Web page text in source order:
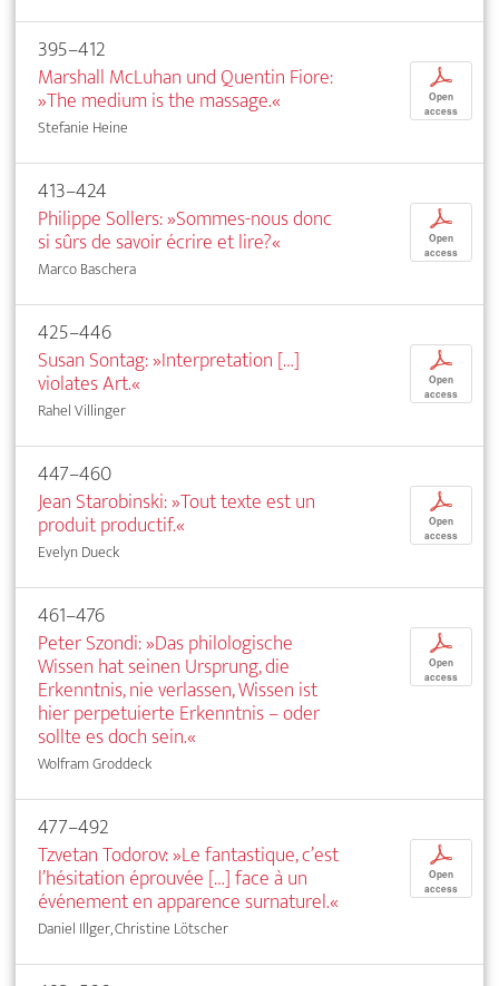
395–412
Marshall McLuhan und Quentin Fiore:
»The medium is the massage.«
Stefanie Heine
p
Open
access
413–424
Philippe Sollers: »Sommes-nous donc
si sûrs de savoir écrire et lire?«
Marco Baschera
p
Open
access
425–446
Susan Sontag: »Interpretation […]
violates Art.«
Rahel Villinger
p
Open
access
447–460
Jean Starobinski: »Tout texte est un
produit productif.«
Evelyn Dueck
p
Open
access
461–476
Peter Szondi: »Das philologische
Wissen hat seinen Ursprung, die
Erkenntnis, nie verlassen, Wissen ist
hier perpetuierte Erkenntnis – oder
sollte es doch sein.«
Wolfram Groddeck
p
Open
access
477–492
Tzvetan Todorov: »Le fantastique, c’est
l’hésitation éprouvée […] face à un
événement en apparence surnaturel.«
Daniel Illger, Christine Lötscher
p
Open
access